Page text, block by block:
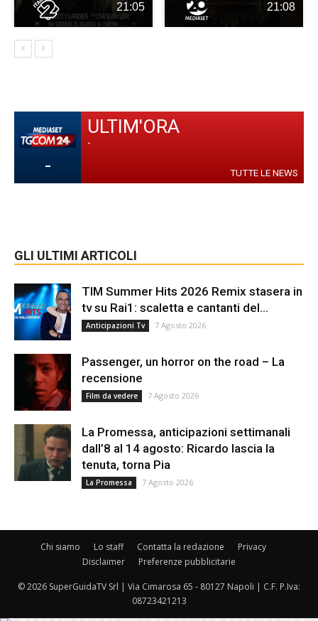
21:05 21:08
-
ULTIM'ORA
-
TUTTE LE NEWS
GLI ULTIMI ARTICOLI
TIM Summer Hits 2026 Remix stasera in
tv su Rai1: scaletta e cantanti del...
Anticipazioni Tv 7 Agosto 2026
Passenger, un horror on the road – La
recensione
Film da vedere 7 Agosto 2026
La Promessa, anticipazioni settimanali
dall’8 al 14 agosto: Ricardo lascia la
tenuta, torna Pia
La Promessa 7 Agosto 2026
Chi siamo Lo staff Contatta la redazione
Privacy
Disclaimer
Preferenze pubblicitarie
© 2026 SuperGuidaTV Srl | Via Cimarosa 65 - 80127 Napoli | C.F. P.Iva:
08723421213